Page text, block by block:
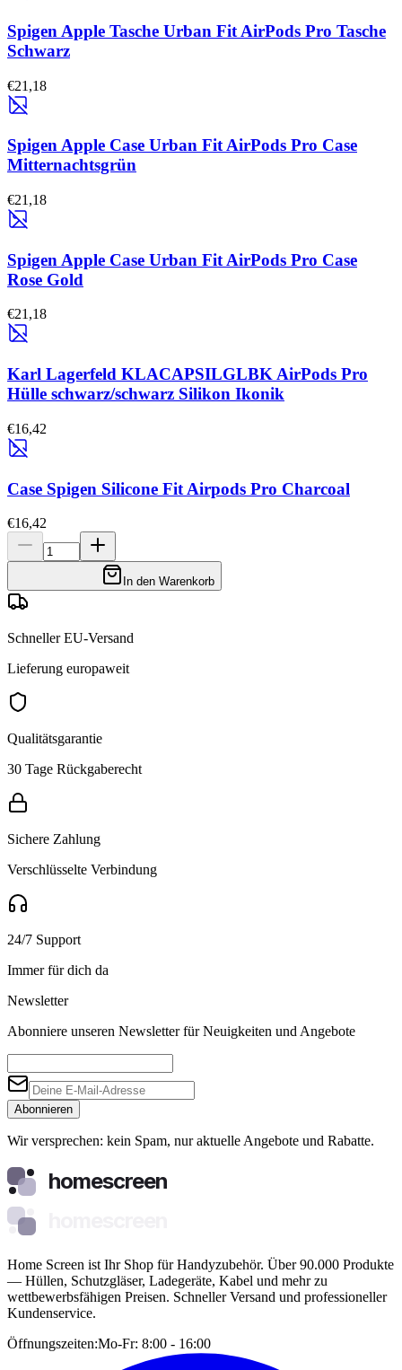
Spigen Apple Tasche Urban Fit AirPods Pro Tasche
Schwarz
€21,18
Spigen Apple Case Urban Fit AirPods Pro Case
Mitternachtsgrün
€21,18
Spigen Apple Case Urban Fit AirPods Pro Case
Rose Gold
€21,18
Karl Lagerfeld KLACAPSILGLBK AirPods Pro
Hülle schwarz/schwarz Silikon Ikonik
€16,42
Case Spigen Silicone Fit Airpods Pro Charcoal
€16,42
In den Warenkorb
Schneller EU-Versand
Lieferung europaweit
Qualitätsgarantie
30 Tage Rückgaberecht
Sichere Zahlung
Verschlüsselte Verbindung
24/7 Support
Immer für dich da
Newsletter
Abonniere unseren Newsletter für Neuigkeiten und Angebote
Abonnieren
Wir versprechen: kein Spam, nur aktuelle Angebote und Rabatte.
homescreen
Home Screen ist Ihr Shop für Handyzubehör. Über 90.000 Produkte
— Hüllen, Schutzgläser, Ladegeräte, Kabel und mehr zu
wettbewerbsfähigen Preisen. Schneller Versand und professioneller
Kundenservice.
Öffnungszeiten:Mo-Fr: 8:00 - 16:00